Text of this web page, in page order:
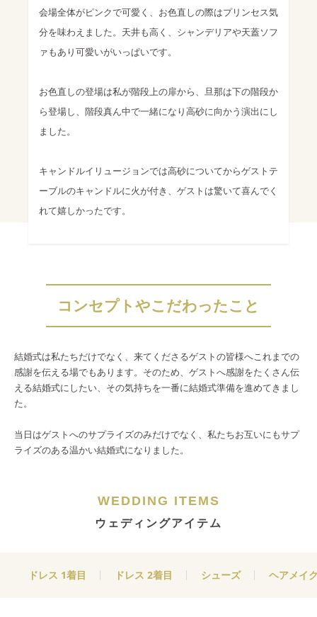
会場全体がピンクで可愛く、お色直しの際はプリンセス気
分を味わえました。天井も高く、シャンデリアや天蓋ソフ
ァもあり可愛いがいっぱいです。
お色直しの登場は私が階段上の扉から、旦那は下の階段か
ら登場し、階段真ん中で一緒になり高砂に向かう演出にし
ました。
キャンドルイリュージョンでは高砂についてからゲストテ
ーブルのキャンドルに火が付き、ゲストは驚いて喜んでく
れて嬉しかったです。
コンセプトやこだわったこと
結婚式は私たちだけでなく、来てくださるゲストの皆様へこれまでの
感謝を伝える場でもあります。そのため、ゲストへ感謝をたくさん伝
える結婚式にしたい、その気持ちを一番に結婚式準備を進めてきまし
た。
当日はゲストへのサプライズのみだけでなく、私たちお互いにもサプ
ライズのある温かい結婚式になりました。
WEDDING ITEMS
ウェディングアイテム
ドレス 1着目 ドレス 2着目 シューズ ヘアメイ